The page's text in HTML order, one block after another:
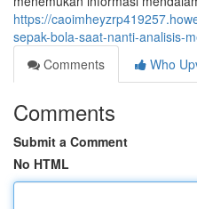
https://
sepak-bola-saat-nanti-analisis-
Comments
Who
Comments
Submit a Comment
No HTML